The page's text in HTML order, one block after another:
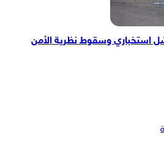
استخباري وسقوط نظرية الأمن